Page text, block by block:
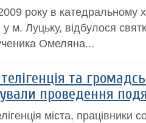
року в катедральному
у м. Луцьку, відбулося
Омеляна...
та
проведення
міста, працівники